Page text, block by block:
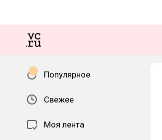
Популярное
Свежее
Моя лента